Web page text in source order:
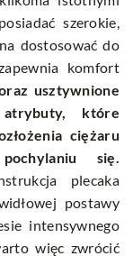
szerokie,
dostosować do
komfort
usztywnione
które
ciężaru
się.
plecaka
postawy
intensywnego
więc zwrócić